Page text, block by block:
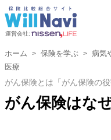
運営会社:
ホーム 保険を学ぶ 病気
医療
がん保険とは「がん保険の役
がん保険はな